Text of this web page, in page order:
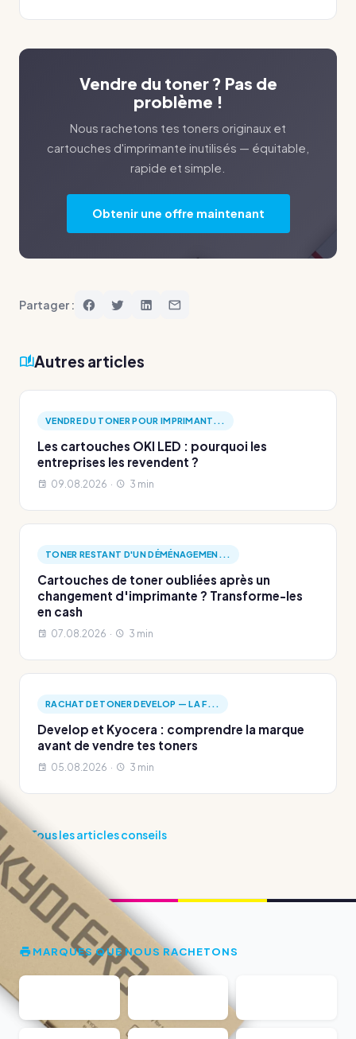
Vendre du toner ? Pas de
problème !
Nous rachetons tes toners originaux et
cartouches d'imprimante inutilisés — équitable,
rapide et simple.
Obtenir une offre maintenant
Partager :
Autres articles
VENDRE DU TONER POUR IMPRIMANT...
Les cartouches OKI LED : pourquoi les
entreprises les revendent ?
09.08.2026 · 3 min
TONER RESTANT D'UN DÉMÉNAGEMEN...
Cartouches de toner oubliées après un
changement d'imprimante ? Transforme-les
en cash
07.08.2026 · 3 min
RACHAT DE TONER DEVELOP — LA F...
Develop et Kyocera : comprendre la marque
avant de vendre tes toners
05.08.2026 · 3 min
Tous les articles conseils
MARQUES QUE NOUS RACHETONS